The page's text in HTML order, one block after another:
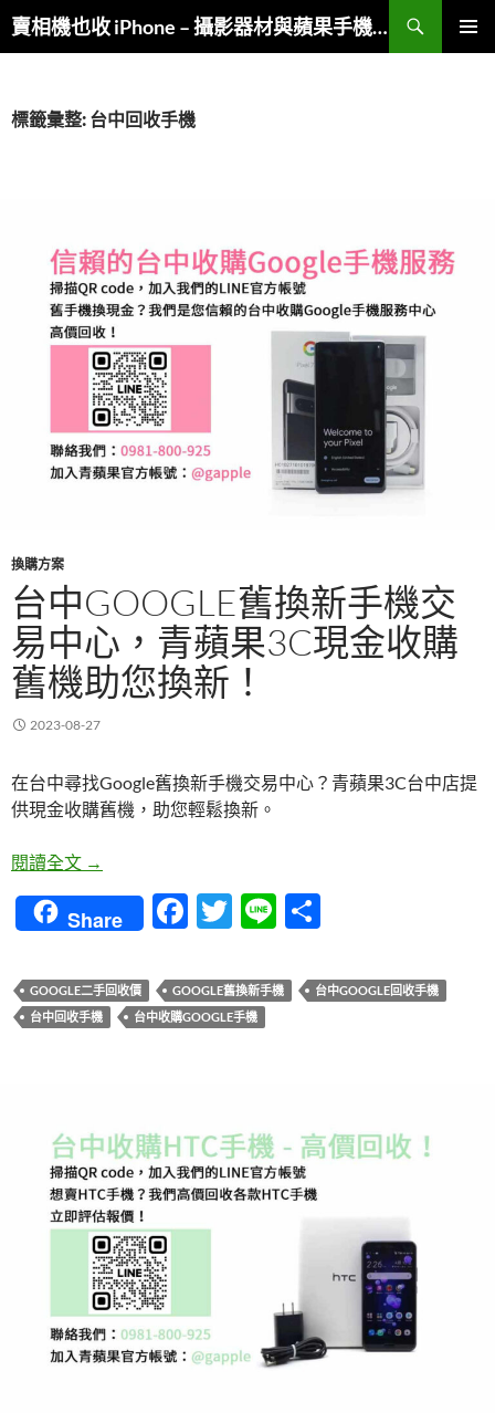
跳
至
內
賣相機也收 iPhone – 攝影器材與蘋果手機複合收購
搜
尋
標籤彙整: 台中回收手機
換購方案
台中GOOGLE舊換新手機交
易中心，青蘋果3C現金收購
舊機助您換新！
2023-08-27
在台中尋找Google舊換新手機交易中心？青蘋果3C台中店提
供現金收購舊機，助您輕鬆換新。
閱讀全文 台中Google舊換新手機交易中心，青蘋果3C現金收
→
Share
F
e
b
T
itt
er
Li
e
GOOGLE二手回收價 GOOGLE舊換新手機
台中GOOGLE回收手機
台中回收手機
台中收購GOOGLE手機